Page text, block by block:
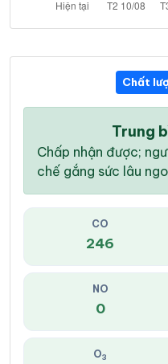
Chất
Trung
Chấp nhận được;
chế gắng sức lâu
CO
246
NO
0
O3